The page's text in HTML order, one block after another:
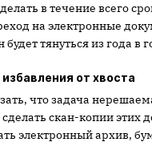
в течение всего
на электронные
будет тянуться из года в
от хвоста
что задача
скан-копии этих
электронный архив,